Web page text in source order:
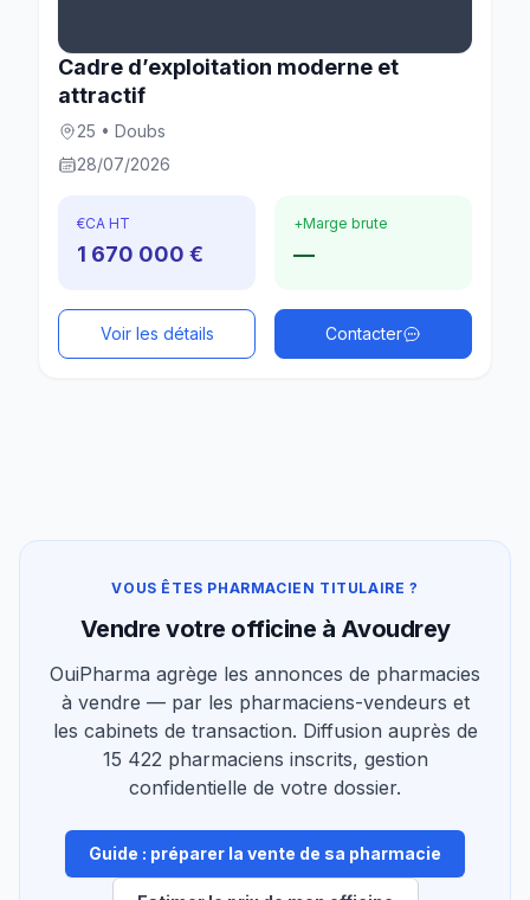
Cadre d’exploitation moderne et
attractif
25 • Doubs
28/07/2026
€CA HT
1 670 000 €
+Marge brute
—
Voir les détails Contacter
VOUS ÊTES PHARMACIEN TITULAIRE ?
Vendre votre officine à Avoudrey
OuiPharma agrège les annonces de pharmacies
à vendre — par les pharmaciens-vendeurs et
les cabinets de transaction. Diffusion auprès de
15 422 pharmaciens inscrits, gestion
confidentielle de votre dossier.
Guide : préparer la vente de sa pharmacie